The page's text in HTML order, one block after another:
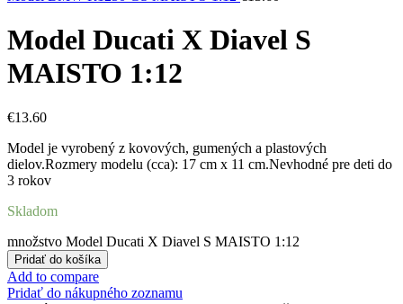
Model Ducati X Diavel S
MAISTO 1:12
€13.60
Model je vyrobený z kovových, gumených a plastových
dielov.Rozmery modelu (cca): 17 cm x 11 cm.Nevhodné pre deti do
3 rokov
Skladom
množstvo Model Ducati X Diavel S MAISTO 1:12
Pridať do košíka
Add to compare
Pridať do nákupného zoznamu